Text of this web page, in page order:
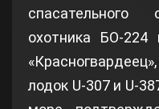
спасательного
охотника БО-
лодок U-307 и U-